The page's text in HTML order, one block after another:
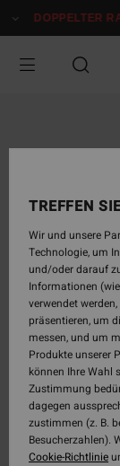
zur
springen
DOPPELTER
TREFFEN
Wir und unsere
Technologie, um
und/oder darauf
Informationen
verwendet
präsentieren, um
messen, und um
Produkte unserer
können Ihre Wahl
Zustimmung
dagegen
zustimmen (z. B.
Besucherzahlen).
Cookie-Richtlinie